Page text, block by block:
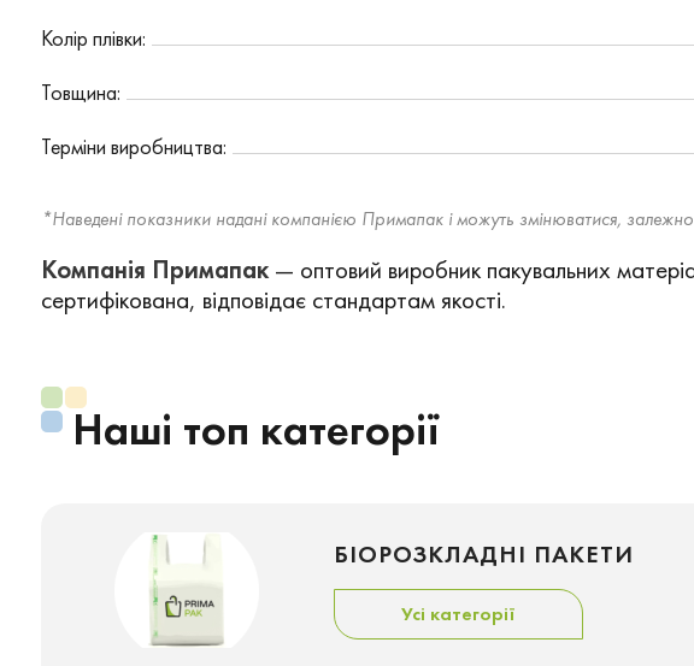
Колір плівки:
Товщина:
Терміни виробництва:
*Наведені показники надані компанією Примапак і можуть змінюватися,
Компанія Примапак— оптовий виробник пакувальних
сертифікована, відповідає стандартам якості.
Наші топ категорії
БІОРОЗКЛАДНІ ПАКЕТИ
Усі категорії